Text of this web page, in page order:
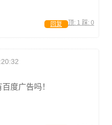
顶: 1 踩: 0
回复
度广告吗！